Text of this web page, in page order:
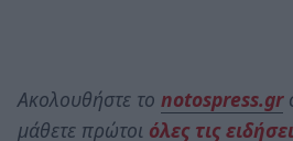
Ακολουθήστε το notospress.gr
μάθετε πρώτοι όλες τις